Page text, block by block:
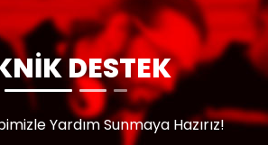
DESTEK
Yardım Sunmaya Hazırız!